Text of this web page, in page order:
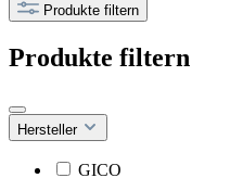
Produkte filtern
Produkte filtern
Hersteller
GICO